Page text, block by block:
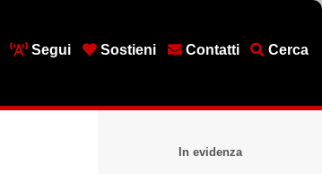
Segui Sostieni Contatti Cerca
In evidenza